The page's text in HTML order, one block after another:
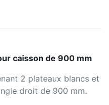
caisson de 900 mm
2 plateaux blancs et
droit de 900 mm.